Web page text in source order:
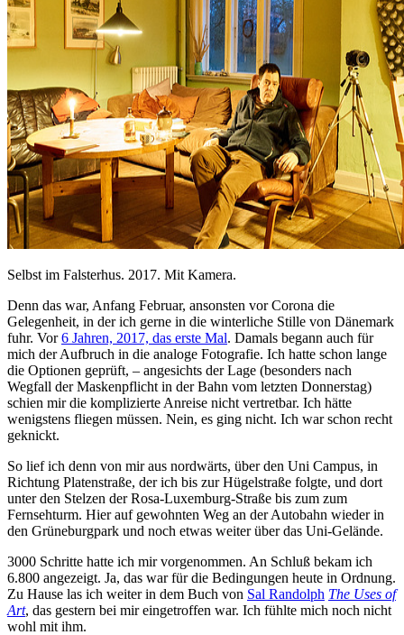
Selbst im Falsterhus. 2017. Mit Kamera.
Denn das war, Anfang Februar, ansonsten vor Corona die
Gelegenheit, in der ich gerne in die winterliche Stille von Dänemark
fuhr. Vor6 Jahren, 2017, das erste Mal. Damals begann auch für
mich der Aufbruch in die analoge Fotografie. Ich hatte schon lange
die Optionen geprüft, – angesichts der Lage (besonders nach
Wegfall der Maskenpflicht in der Bahn vom letzten Donnerstag)
schien mir die komplizierte Anreise nicht vertretbar. Ich hätte
wenigstens fliegen müssen. Nein, es ging nicht. Ich war schon recht
geknickt.
So lief ich denn von mir aus nordwärts, über den Uni Campus, in
Richtung Platenstraße, der ich bis zur Hügelstraße folgte, und dort
unter den Stelzen der Rosa-Luxemburg-Straße bis zum zum
Fernsehturm. Hier auf gewohnten Weg an der Autobahn wieder in
den Grüneburgpark und noch etwas weiter über das Uni-Gelände.
3000 Schritte hatte ich mir vorgenommen. An Schluß bekam ich
6.800 angezeigt. Ja, das war für die Bedingungen heute in Ordnung.
Zu Hause las ich weiter in dem Buch von Sal Randolph The Uses of
Art, das gestern bei mir eingetroffen war. Ich fühlte mich noch nicht
wohl mit ihm.